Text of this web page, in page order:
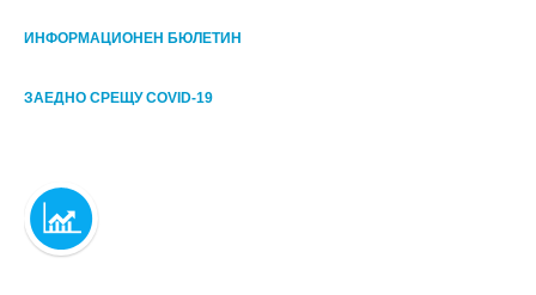
ИНФОРМАЦИОНЕН БЮЛЕТИН
ЗАЕДНО СРЕЩУ COVID-19